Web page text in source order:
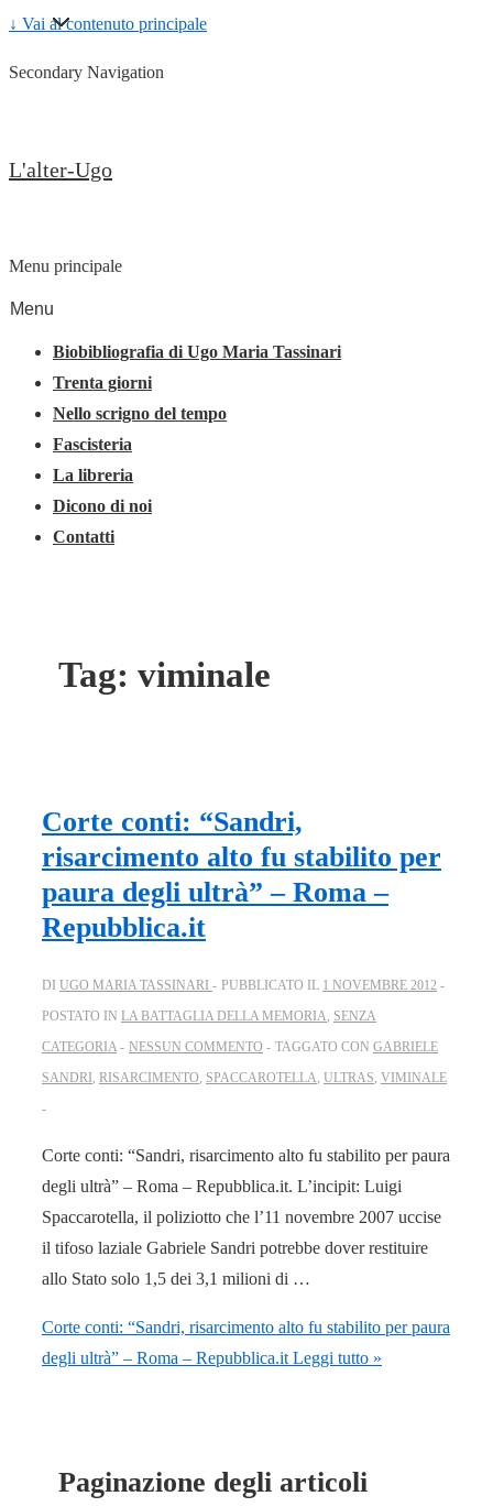
↓ Vai al contenuto principale
Secondary Navigation
L'alter-Ugo
Menu principale
Menu
Biobibliografia di Ugo Maria Tassinari
Trenta giorni
Nello scrigno del tempo
Fascisteria
La libreria
Dicono di noi
Contatti
Tag: viminale
Corte conti: “Sandri,
risarcimento alto fu stabilito per
paura degli ultrà” – Roma –
Repubblica.it
DI UGO MARIA TASSINARI PUBBLICATO IL 1 NOVEMBRE 2012
POSTATO IN LA BATTAGLIA DELLA MEMORIA, SENZA
CATEGORIA
NESSUN COMMENTO TAGGATO CON GABRIELE
SANDRI , RISARCIMENTO, SPACCAROTELLA, ULTRAS, VIMINALE
Corte conti: “Sandri, risarcimento alto fu stabilito per paura
degli ultrà” – Roma – Repubblica.it. L’incipit: Luigi
Spaccarotella, il poliziotto che l’11 novembre 2007 uccise
il tifoso laziale Gabriele Sandri potrebbe dover restituire
allo Stato solo 1,5 dei 3,1 milioni di …
Corte conti: “Sandri, risarcimento alto fu stabilito per paura
degli ultrà” – Roma – Repubblica.it Leggi tutto »
Paginazione degli articoli